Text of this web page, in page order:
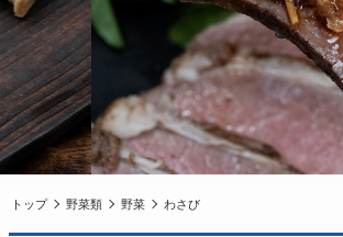
トップ 野菜類 野菜 わさび